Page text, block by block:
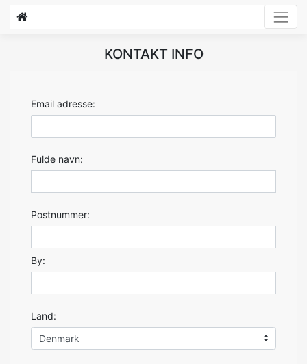
KONTAKT INFO
Email adresse:
Fulde navn:
Postnummer:
By:
Land: